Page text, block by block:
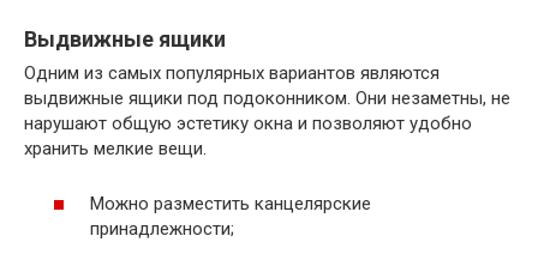
Выдвижные ящики
Одним из самых популярных вариантов являются
выдвижные ящики под подоконником. Они незаметны, не
нарушают общую эстетику окна и позволяют удобно
хранить мелкие вещи.
Можно разместить канцелярские
принадлежности;